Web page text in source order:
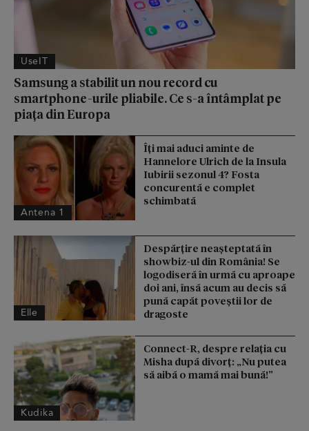
UseIT
Samsung a stabilit un nou record cu
smartphone-urile pliabile. Ce s-a întâmplat pe
piața din Europa
Antena 1
Îți mai aduci aminte de
Hannelore Ulrich de la Insula
Iubirii sezonul 4? Fosta
concurentă e complet
schimbată
Elle
Despărțire neașteptată în
showbiz-ul din România! Se
logodiseră în urmă cu aproape
doi ani, însă acum au decis să
pună capăt poveștii lor de
dragoste
Kudika
Connect-R, despre relația cu
Misha după divorț: „Nu putea
să aibă o mamă mai bună!”